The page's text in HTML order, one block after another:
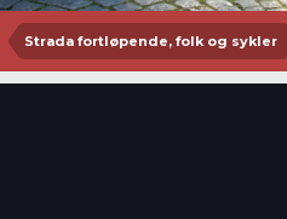
Strada fortløpende, folk og sykler